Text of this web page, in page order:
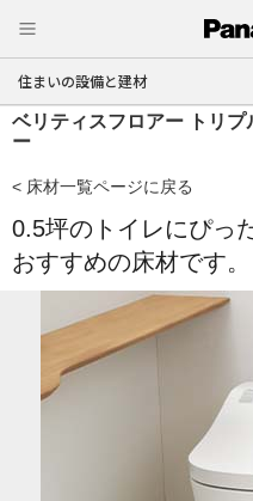
住まいの設備と建材
ベリティスフロアー トリプ
ー
< 床材一覧ページに戻る
0.5坪のトイレにぴっ
おすすめの床材です。